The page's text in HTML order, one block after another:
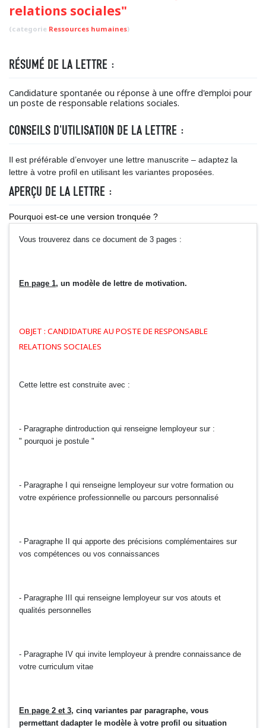
relations sociales"
(categorie Ressources humaines)
RÉSUMÉ DE LA LETTRE :
Candidature spontanée ou réponse à une offre d'emploi pour
un poste de responsable relations sociales.
CONSEILS D'UTILISATION DE LA LETTRE :
Il est préférable d’envoyer une lettre manuscrite – adaptez la
lettre à votre profil en utilisant les variantes proposées.
APERÇU DE LA LETTRE :
Pourquoi est-ce une version tronquée ?
Vous trouverez dans ce document de 3 pages :
En page 1, un modèle de lettre de motivation.
OBJET : CANDIDATURE AU POSTE DE RESPONSABLE
RELATIONS SOCIALES
Cette lettre est construite avec :
- Paragraphe dintroduction qui renseigne lemployeur sur :
" pourquoi je postule "
- Paragraphe I qui renseigne lemployeur sur votre formation ou
votre expérience professionnelle ou parcours personnalisé
- Paragraphe II qui apporte des précisions complémentaires sur
vos compétences ou vos connaissances
- Paragraphe III qui renseigne lemployeur sur vos atouts et
qualités personnelles
- Paragraphe IV qui invite lemployeur à prendre connaissance de
votre curriculum vitae
En page 2 et 3, cinq variantes par paragraphe, vous
permettant dadapter le modèle à votre profil ou situation